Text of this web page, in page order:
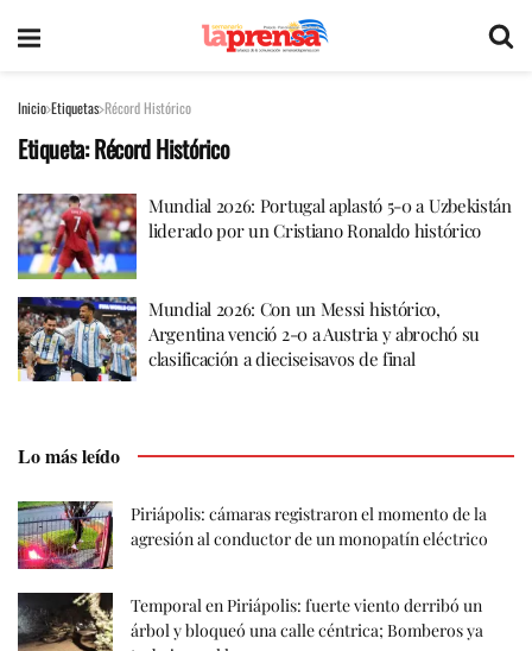
Inicio Etiquetas Récord Histórico
Etiqueta:Récord Histórico
Mundial 2026: Portugal aplastó 5-0 a Uzbekistán
liderado por un Cristiano Ronaldo histórico
Mundial 2026: Con un Messi histórico,
Argentina venció 2-0 a Austria y abrochó su
clasificación a dieciseisavos de final
Lo más leído
Piriápolis: cámaras registraron el momento de la
agresión al conductor de un monopatín eléctrico
Temporal en Piriápolis: fuerte viento derribó un
árbol y bloqueó una calle céntrica; Bomberos ya